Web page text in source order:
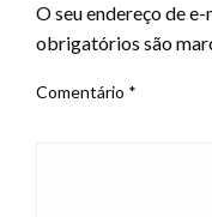
O seu endereço de
obrigatórios são
Comentário *